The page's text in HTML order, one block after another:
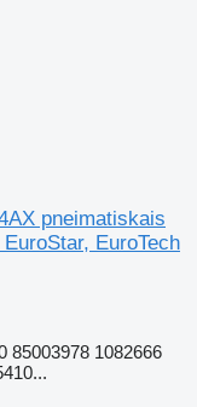
pneimatiskais
EuroTech
85003978 1082666